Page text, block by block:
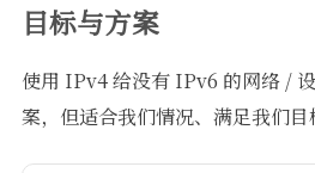
目标与方案
使用 IPv4 给没有 IPv6 的网络 /
案，但适合我们情况、满足我们目